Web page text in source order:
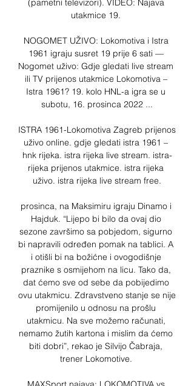
(pametni televizori). VIDEO: Najava
utakmice 19.
NOGOMET UŽIVO: Lokomotiva i Istra
1961 igraju susret 19 prije 6 sati —
Nogomet uživo: Gdje gledati live stream
ili TV prijenos utakmice Lokomotiva –
Istra 1961? 19. kolo HNL-a igra se u
subotu, 16. prosinca 2022 ...
ISTRA 1961-Lokomotiva Zagreb prijenos
uživo online. gdje gledati istra 1961 –
hnk rijeka. istra rijeka live stream. istra-
rijeka prijenos utakmice. istra rijeka
uživo. istra rijeka live stream free.
prosinca, na Maksimiru igraju Dinamo i
Hajduk. “Lijepo bi bilo da ovaj dio
sezone završimo sa pobjedom, sigurno
bi napravili određen pomak na tablici. A
i otišli bi na božićne i ovogodišnje
praznike s osmijehom na licu. Tako da,
dat ćemo sve od sebe da pobijedimo
ovu utakmicu. Zdravstveno stanje se nije
promijenilo u odnosu na prošlu
utakmicu. Na sve možemo računati,
nemamo žutih kartona i mislim da ćemo
biti dobri”, rekao je Silvijo Čabraja,
trener Lokomotive.